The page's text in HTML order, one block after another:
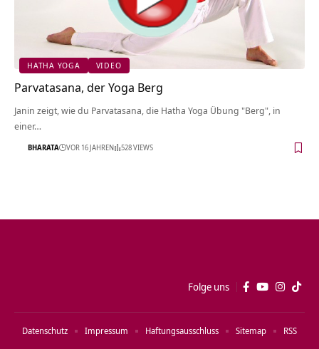
HATHA YOGA VIDEO
Parvatasana, der Yoga Berg
Janin zeigt, wie du Parvatasana, die Hatha Yoga Übung "Berg", in
einer…
BHARATA VOR 16 JAHREN 528 VIEWS
Folge uns
Datenschutz Impressum Haftungsausschluss Sitemap RSS